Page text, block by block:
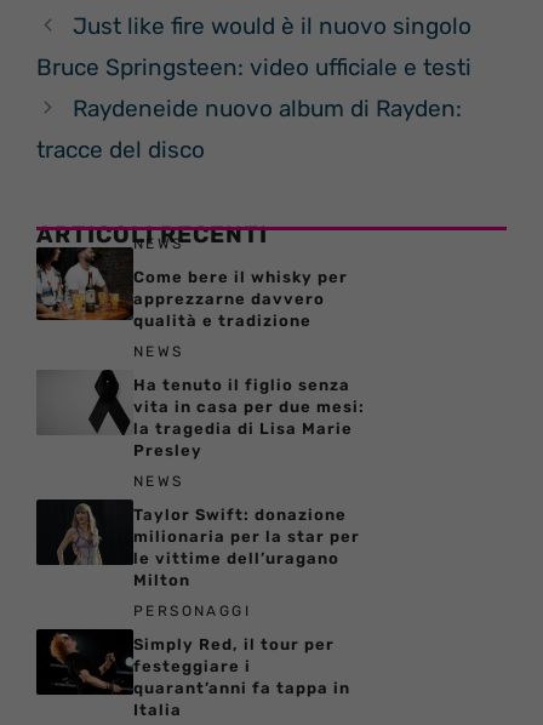
Just like fire would è il nuovo singolo
Bruce Springsteen: video ufficiale e testi
Raydeneide nuovo album di Rayden:
tracce del disco
ARTICOLI RECENTI
NEWS
Come bere il whisky per
apprezzarne davvero
qualità e tradizione
NEWS
Ha tenuto il figlio senza
vita in casa per due mesi:
la tragedia di Lisa Marie
Presley
NEWS
Taylor Swift: donazione
milionaria per la star per
le vittime dell’uragano
Milton
PERSONAGGI
Simply Red, il tour per
festeggiare i
quarant’anni fa tappa in
Italia